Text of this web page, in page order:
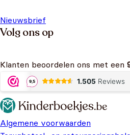
Nieuwsbrief
Volg ons op
Klanten beoordelen ons met een
Algemene voorwaarden